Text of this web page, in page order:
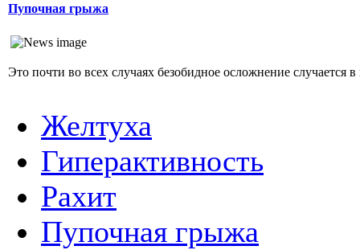
Пупочная грыжа
Это почти во всех случаях безобидное осложнение случается
Желтуха
Гиперактивность
Рахит
Пупочная грыжа